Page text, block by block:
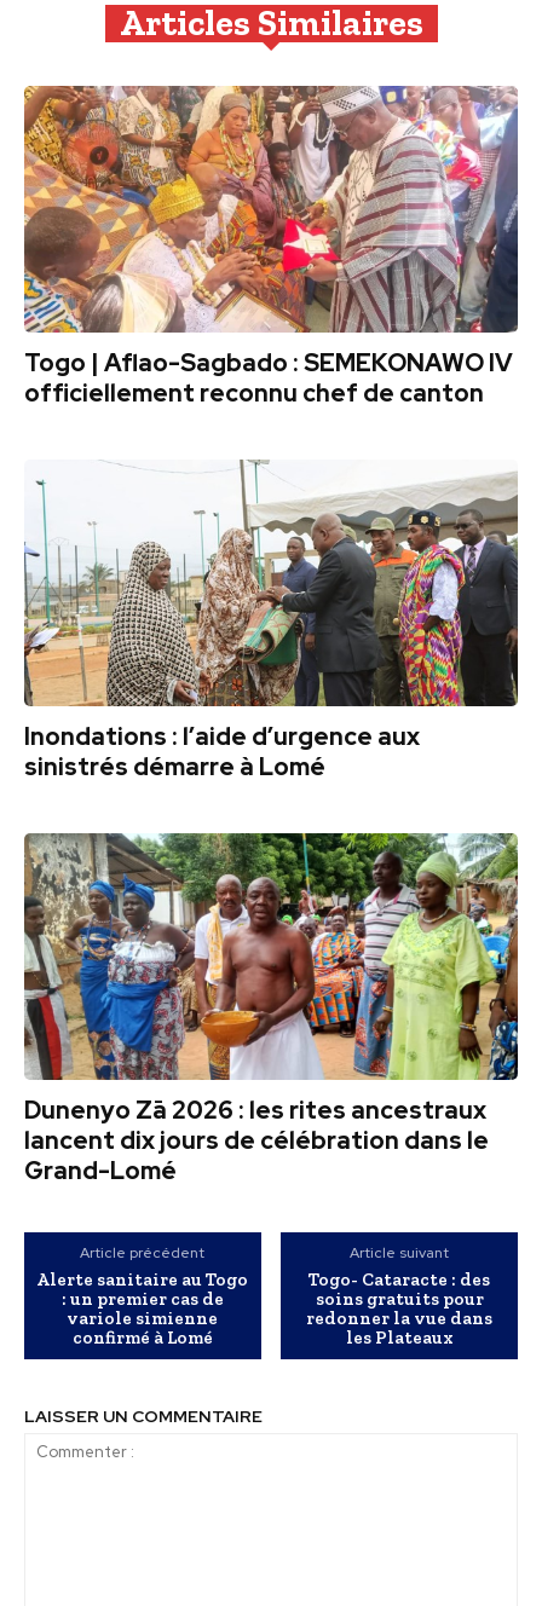
Articles Similaires
Togo | Aflao-Sagbado : SEMEKONAWO IV
officiellement reconnu chef de canton
Inondations : l’aide d’urgence aux
sinistrés démarre à Lomé
Dunenyo Zā 2026 : les rites ancestraux
lancent dix jours de célébration dans le
Grand-Lomé
Article précédent
Alerte sanitaire au Togo
: un premier cas de
variole simienne
confirmé à Lomé
Article suivant
Togo- Cataracte : des
soins gratuits pour
redonner la vue dans
les Plateaux
LAISSER UN COMMENTAIRE